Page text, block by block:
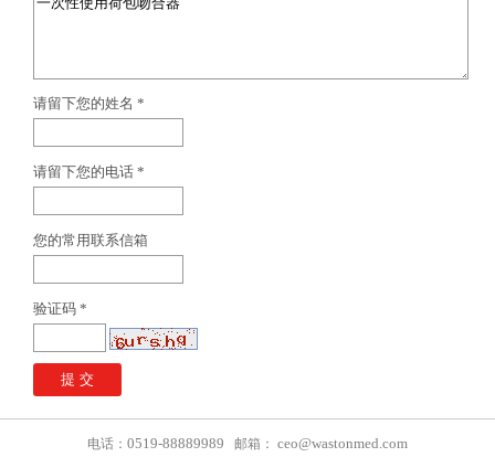
请留下您的姓名 *
请留下您的电话 *
您的常用联系信箱
验证码 *
电话： 0519-88889989 邮箱： ceo@wastonmed.com